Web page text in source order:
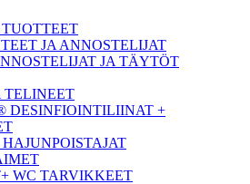
JA ANNOSTELIJAT
JA TÄYTÖT
TELINEET
DESINFIOINTILIINAT +
WC TARVIKKEET